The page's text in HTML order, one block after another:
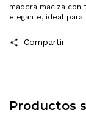
madera maciza con
elegante, ideal
Compartir
Productos